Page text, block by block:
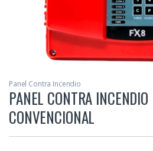
Panel Contra Incendio
PANEL CONTRA
CONVENCIONAL